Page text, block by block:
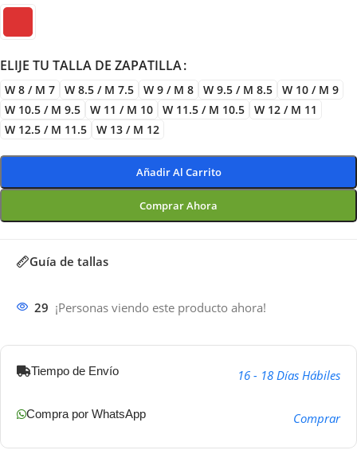
ELIJE TU TALLA DE ZAPATILLA
W 8 / M 7 W 8.5 / M 7.5 W 9 / M 8 W 9.5 / M 8.5
W 10 / M 9
W 10.5 / M 9.5
W 11 / M 10 W 11.5 / M 10.5
W 12 / M 11
W 12.5 / M 11.5
W 13 / M 12
Añadir Al Carrito
Comprar Ahora
Guía de tallas
29 ¡Personas viendo este producto ahora!
Tiempo de Envío 16 - 18 Días Hábiles
Compra por WhatsApp Comprar